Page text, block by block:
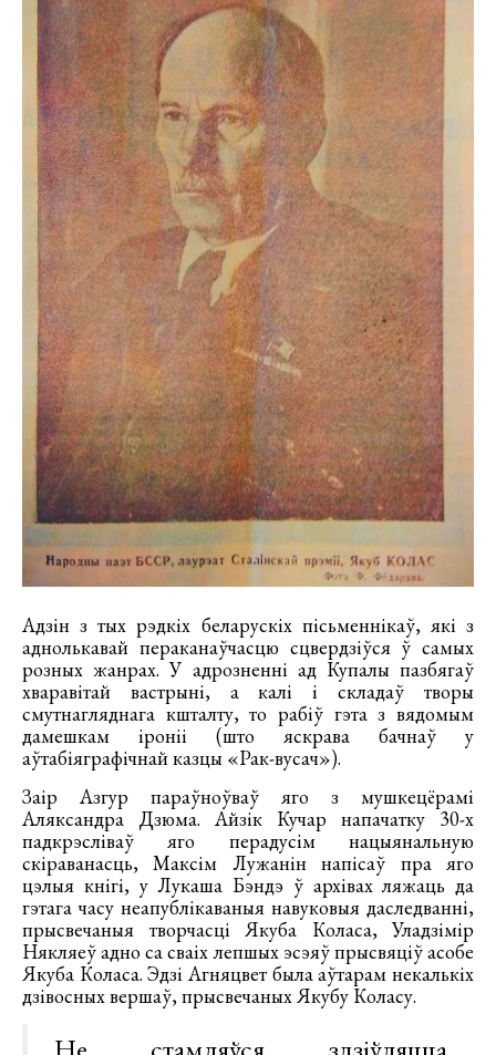
Адзін з тых рэдкіх беларускіх пісьменнікаў, які з
аднолькавай пераканаўчасцю сцвердзіўся ў самых
розных жанрах. У адрозненні ад Купалы пазбягаў
хваравітай вастрыні, а калі і складаў творы
смутнагляднага кшталту, то рабіў гэта з вядомым
дамешкам іроніі (што яскрава бачнаў у
аўтабіяграфічнай казцы «Рак-вусач»).
Заір Азгур параўноўваў яго з мушкецёрамі
Аляксандра Дзюма. Айзік Кучар напачатку 30-х
падкрэсліваў яго перадусім нацыянальную
скіраванасць, Максім Лужанін напісаў пра яго
цэлыя кнігі, у Лукаша Бэндэ ў архівах ляжаць да
гэтага часу неапублікаваныя навуковыя даследванні,
прысвечаныя творчасці Якуба Коласа, Уладзімір
Някляеў адно са сваіх лепшых эсэяў прысвяціў асобе
Якуба Коласа. Эдзі Агняцвет была аўтарам некалькіх
дзівосных вершаў, прысвечаных Якубу Коласу.